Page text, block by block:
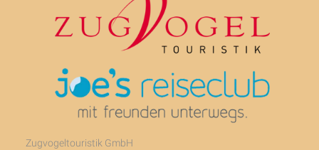
Zugvogeltouristik GmbH